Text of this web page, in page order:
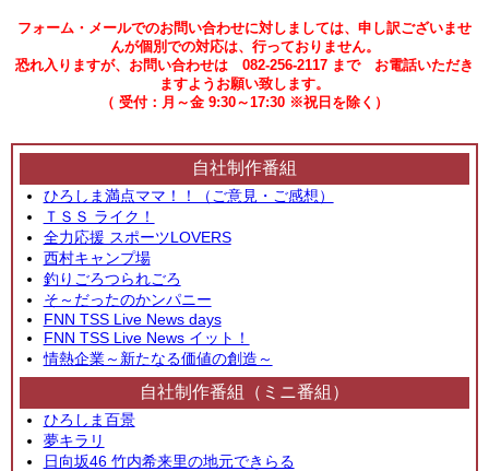
フォーム・メールでのお問い合わせに対しましては、申し訳ございませ
んが個別での対応は、行っておりません。
恐れ入りますが、お問い合わせは 082-256-2117 まで お電話いただき
ますようお願い致します。
（ 受付：月～金 9:30～17:30 ※祝日を除く）
自社制作番組
ひろしま満点ママ！！（ご意見・ご感想）
ＴＳＳ ライク！
全力応援 スポーツLOVERS
西村キャンプ場
釣りごろつられごろ
そ～だったのかンパニー
FNN TSS Live News days
FNN TSS Live News イット！
情熱企業～新たなる価値の創造～
自社制作番組（ミニ番組）
ひろしま百景
夢キラリ
日向坂46 竹内希来里の地元できらる